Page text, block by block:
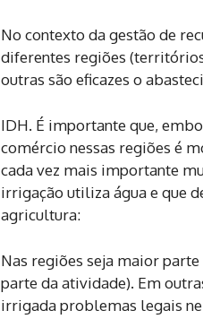
No contexto da gestão de
diferentes regiões
outras são eficazes o
IDH. É importante que,
comércio nessas regiões é
cada vez mais importante
irrigação utiliza água e que
agricultura:
Nas regiões seja maior
parte da atividade). Em
irrigada problemas legais